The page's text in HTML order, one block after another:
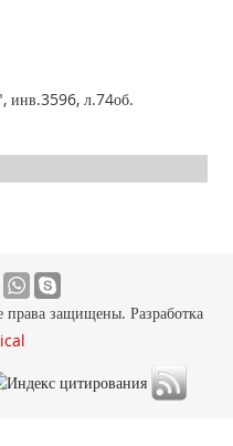
л.74об.
защищены. Разработка